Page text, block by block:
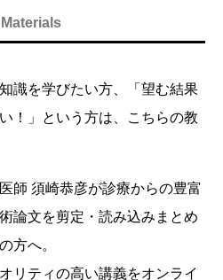
識を学びたい方、「望む結果
！」という方は、こちらの教
師 須崎恭彦が診療からの豊富
論文を剪定・読み込みまとめ
方へ。
リティの高い講義をオンライ